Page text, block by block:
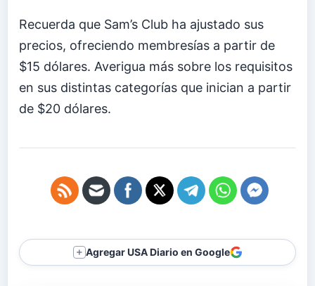
Recuerda que Sam’s Club ha ajustado sus
precios, ofreciendo membresías a partir de
$15 dólares. Averigua más sobre los requisitos
en sus distintas categorías que inician a partir
de $20 dólares.
＋ Agregar USA Diario en Google